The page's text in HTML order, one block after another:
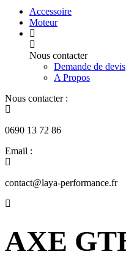
Accessoire
Moteur
Nous contacter
Demande de devis
A Propos
Nous contacter :
0690 13 72 86
Email :
contact@laya-performance.fr
AXE